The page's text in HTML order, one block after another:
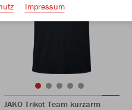
JAKO Trikot Team kurzarm
Impressum